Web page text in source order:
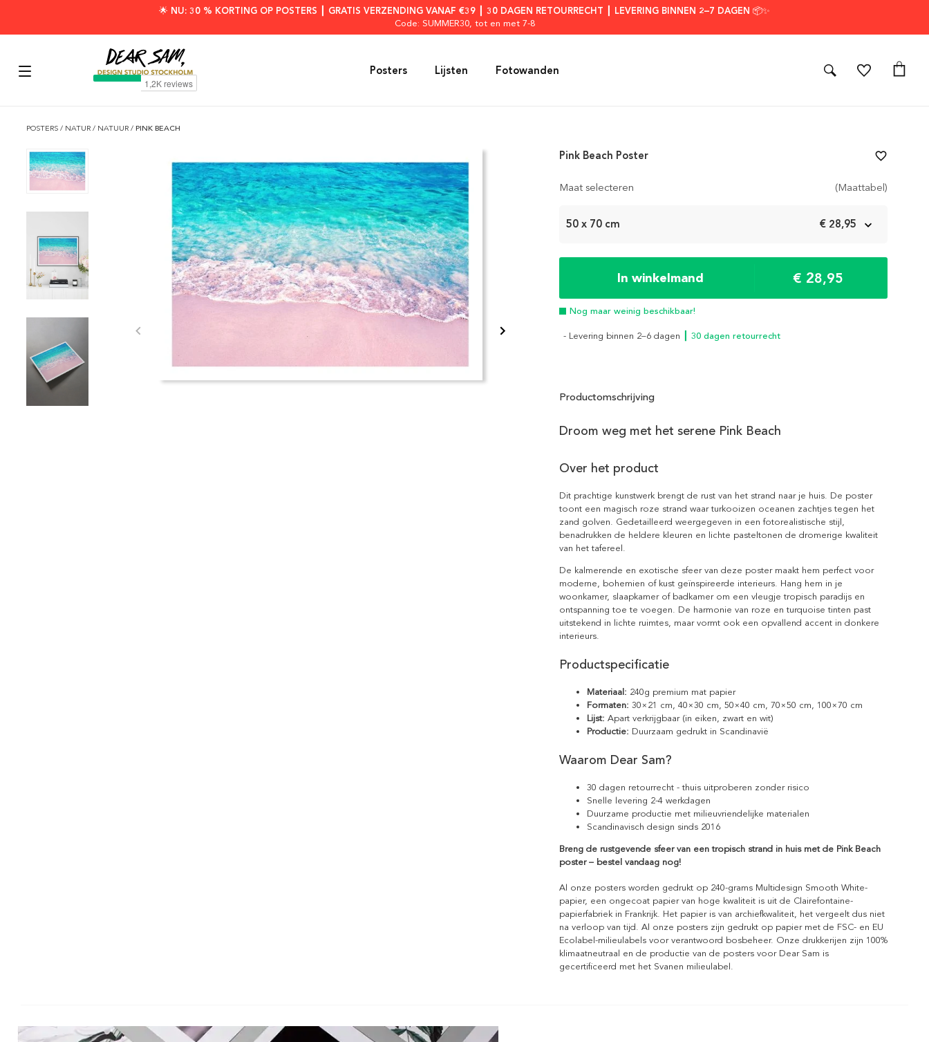
🌟 NU: 30 % KORTING OP POSTERS ┃ GRATIS VERZENDING VANAF €39 ┃ 30 DAGEN RETOURRECHT ┃ LEVERING BINNEN 2–7 DAGEN 📦✨
Code: SUMMER30, tot en met 7-8
Posters Lijsten Fotowanden
POSTERS / NATUR / NATUUR / PINK BEACH
Maat selecteren (Maattabel)
50 x 70 cm € 28,95
In winkelmand € 28,95
Nog maar weinig beschikbaar!
- Levering binnen 2–6 dagen ┃ 30 dagen retourrecht
Pink Beach Poster favorite_border
Productomschrijving
Droom weg met het serene Pink Beach
Over het product
Dit prachtige kunstwerk brengt de rust van het strand naar je huis. De poster
toont een magisch roze strand waar turkooizen oceanen zachtjes tegen het
zand golven. Gedetailleerd weergegeven in een fotorealistische stijl,
benadrukken de heldere kleuren en lichte pasteltonen de dromerige kwaliteit
van het tafereel.
De kalmerende en exotische sfeer van deze poster maakt hem perfect voor
moderne, bohemien of kust geïnspireerde interieurs. Hang hem in je
woonkamer, slaapkamer of badkamer om een vleugje tropisch paradijs en
ontspanning toe te voegen. De harmonie van roze en turquoise tinten past
uitstekend in lichte ruimtes, maar vormt ook een opvallend accent in donkere
interieurs.
Productspecificatie
Materiaal: 240g premium mat papier
Formaten: 30×21 cm, 40×30 cm, 50×40 cm, 70×50 cm, 100×70 cm
Lijst: Apart verkrijgbaar (in eiken, zwart en wit)
Productie: Duurzaam gedrukt in Scandinavië
Waarom Dear Sam?
30 dagen retourrecht - thuis uitproberen zonder risico
Snelle levering 2-4 werkdagen
Duurzame productie met milieuvriendelijke materialen
Scandinavisch design sinds 2016
Breng de rustgevende sfeer van een tropisch strand in huis met de Pink Beach
poster – bestel vandaag nog!
Al onze posters worden gedrukt op 240-grams Multidesign Smooth White-
papier, een ongecoat papier van hoge kwaliteit is uit de Clairefontaine-
papierfabriek in Frankrijk. Het papier is van archiefkwaliteit, het vergeelt dus niet
na verloop van tijd. Al onze posters zijn gedrukt op papier met de FSC- en EU
Ecolabel-milieulabels voor verantwoord bosbeheer. Onze drukkerijen zijn 100%
klimaatneutraal en de productie van de posters voor Dear Sam is
gecertificeerd met het Svanen milieulabel.